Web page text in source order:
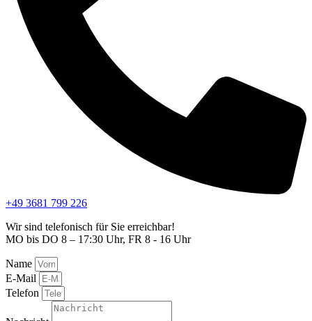
+49 3681 799 226
Wir sind telefonisch für Sie erreichbar!
MO bis DO 8 – 17:30 Uhr, FR 8 - 16 Uhr
Name
E-Mail
Telefon